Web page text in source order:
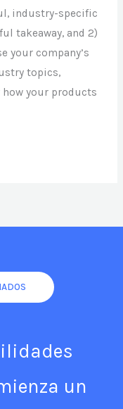
industry-specific
takeaway, and 2)
your company’s
topics,
how your products
un